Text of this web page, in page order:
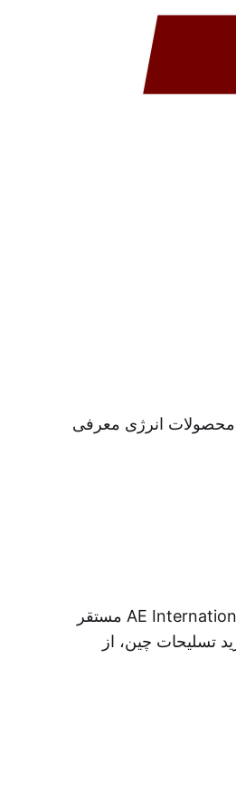
محصولات انرژی معرفی
ادعا شده است که الیت انرژی در حمایت از روش‌های تدارکاتی برای مرکز همکاری‌های نوآوری و فناوری ایران میلیون‌های دلار به شرکت AE International مستقر
تسلیحات چین، از